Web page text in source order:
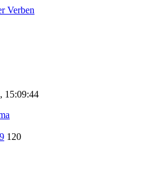
Verben
15:09:44
120